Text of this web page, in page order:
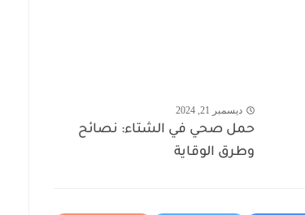
ديسمبر 21, 2024
حمل صحي في الشتاء: نصائح
وطرق الوقاية